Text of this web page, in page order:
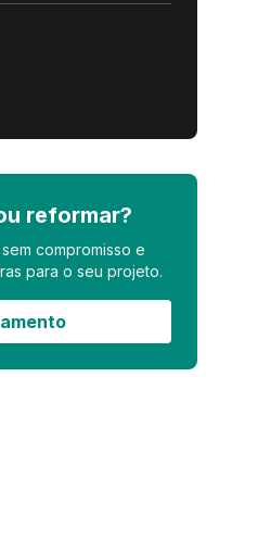
reformar?
compromisso e
para o seu projeto.